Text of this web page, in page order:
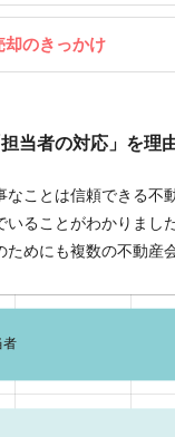
却のきっかけ
当者の対応」を理
なことは信頼できる不
いることがわかりまし
ためにも複数の不動産